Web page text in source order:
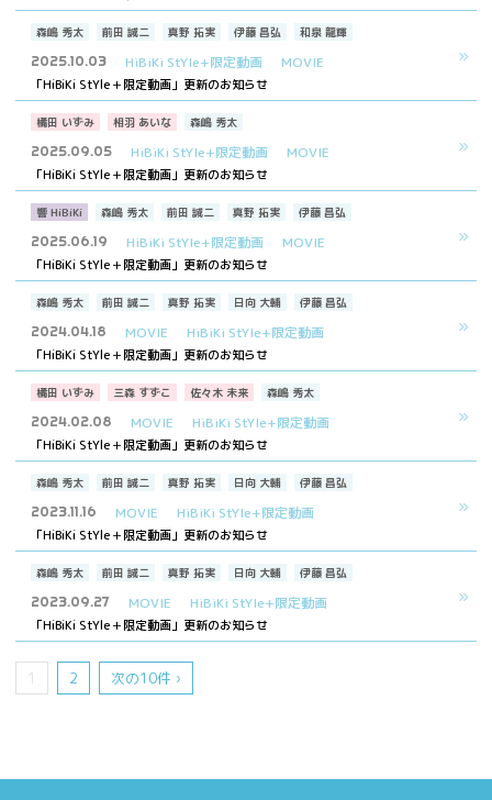
森嶋 秀太 前田 誠二 真野 拓実 伊藤 昌弘 和泉 龍輝
2025.10.03 HiBiKi StYle+限定動画 MOVIE
「HiBiKi StYle＋限定動画」更新のお知らせ
橘田 いずみ 相羽 あいな 森嶋 秀太
2025.09.05 HiBiKi StYle+限定動画 MOVIE
「HiBiKi StYle＋限定動画」更新のお知らせ
響 HiBiKi 森嶋 秀太 前田 誠二 真野 拓実 伊藤 昌弘
2025.06.19 HiBiKi StYle+限定動画 MOVIE
「HiBiKi StYle＋限定動画」更新のお知らせ
森嶋 秀太 前田 誠二 真野 拓実 日向 大輔 伊藤 昌弘
2024.04.18 MOVIE HiBiKi StYle+限定動画
「HiBiKi StYle＋限定動画」更新のお知らせ
橘田 いずみ 三森 すずこ 佐々木 未来 森嶋 秀太
2024.02.08 MOVIE HiBiKi StYle+限定動画
「HiBiKi StYle＋限定動画」更新のお知らせ
森嶋 秀太 前田 誠二 真野 拓実 日向 大輔 伊藤 昌弘
2023.11.16 MOVIE HiBiKi StYle+限定動画
「HiBiKi StYle＋限定動画」更新のお知らせ
森嶋 秀太 前田 誠二 真野 拓実 日向 大輔 伊藤 昌弘
2023.09.27 MOVIE HiBiKi StYle+限定動画
「HiBiKi StYle＋限定動画」更新のお知らせ
1 2 次の10件 ›